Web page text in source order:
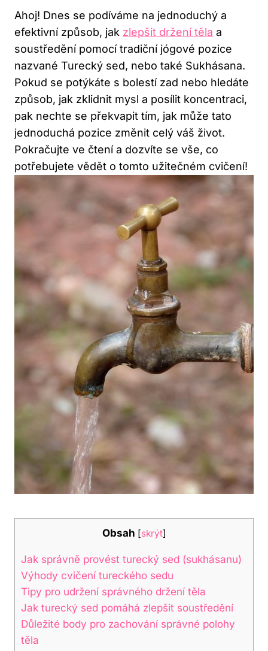
Ahoj! Dnes se podíváme na jednoduchý a
efektivní způsob, jak zlepšit držení těla ​ a
‍soustředění pomocí tradiční⁣ jógové⁢ pozice
⁣nazvané Turecký sed,‍ nebo také Sukhásana.⁤
Pokud ​se potýkáte s ⁤bolestí ⁣zad ⁢nebo ‌hledáte⁤
způsob, jak⁣ zklidnit mysl ⁤a posílit koncentraci,
pak nechte se ⁢překvapit tím, jak může ⁣tato
jednoduchá pozice změnit⁢ celý ⁢váš život.
Pokračujte ⁣ve čtení⁤ a dozvíte se⁢ vše, co⁤
potřebujete‌ vědět ⁢o⁣ tomto užitečném​ cvičení!
Obsah [skrýt]
Jak‍ správně provést turecký sed ‌(sukhásanu)
Výhody cvičení tureckého‌ sedu
Tipy ‌pro udržení správného držení těla
Jak turecký sed⁢ pomáhá⁣ zlepšit soustředění
Důležité body pro zachování správné‍ polohy
‍těla